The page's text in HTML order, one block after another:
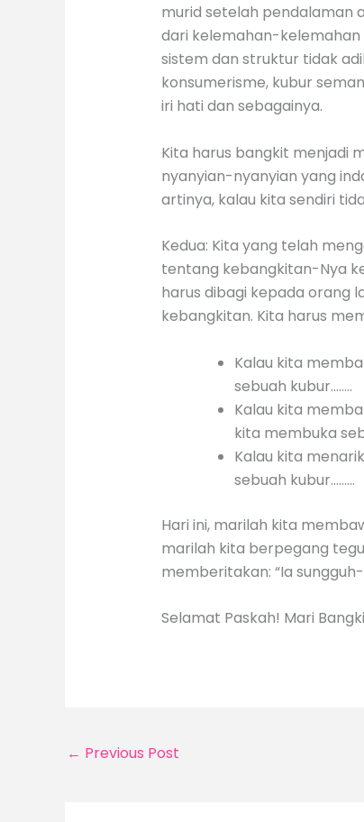
murid setelah pendalaman
dari kelemahan-kelemahan
sistem dan struktur tidak
konsumerisme, kubur
iri hati dan sebagainya.
Kita harus bangkit menjadi
nyanyian-nyanyian yang
artinya, kalau kita sendiri
Kedua: Kita yang telah
tentang kebangkitan-Nya
harus dibagi kepada orang
kebangkitan. Kita harus
Kalau kita
sebuah kubur……..
Kalau kita
kita membuka
Kalau kita
sebuah kubur………
Hari ini, marilah kita
marilah kita berpegang
memberitakan: “Ia
Selamat Paskah! Mari
← Previous Post